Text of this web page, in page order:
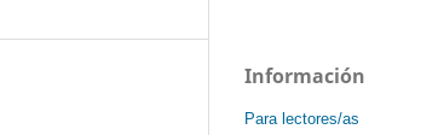
Información
Para lectores/as